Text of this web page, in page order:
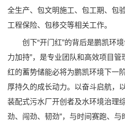
全生产、包文明施工、包工期、包
工程保险、包移交等相关工作。
创下“开门红”的背后是鹏凯环境
力加持”，是专业团队和高效项目管
红的蓄势储能必将为鹏凯环境下一
厚持久的成长动力。以奋斗启航，
装配式污水厂开创者及水环境治理
劲、闯劲、韧劲”，与时间赛跑、